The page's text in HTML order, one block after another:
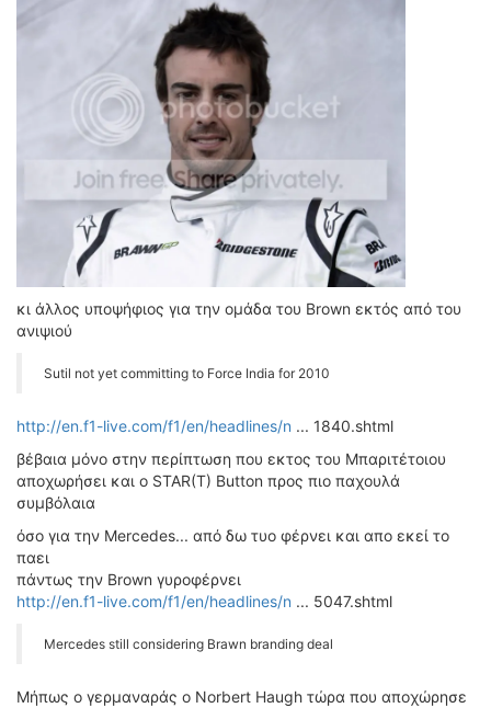
κι άλλος υποψήφιος για την ομάδα του Brown εκτός από του
ανιψιού
Sutil not yet committing to Force India for 2010
http://en.f1-live.com/f1/en/headlines/n ... 1840.shtml
βέβαια μόνο στην περίπτωση που εκτος του Μπαριτέτοιου
αποχωρήσει και ο STAR(T) Βutton προς πιο παχουλά
συμβόλαια
όσο για την Mercedes... από δω τυο φέρνει και απο εκεί το
παει
πάντως την Brown γυροφέρνει
http://en.f1-live.com/f1/en/headlines/n ... 5047.shtml
Μercedes still considering Brawn branding deal
Μήπως ο γερμαναράς ο Norbert Haugh τώρα που αποχώρησε
ΕΙΔΗΣΕΙΣ – ΠΑΡΟΥΣΙΑΣΕΙΣ
ΠΕΡΙΒΑΛΛΟΝ
ΔΟΚΙΜΕΣ – ΠΑΡΟΥΣΙΑΣΕΙΣ
ΕΙΔΗΣΕΙΣ
ΑΓΩΝΕΣ
FORMULA 1
WRC
ΔΙΕΘΝΕΙΣ ΑΓΩΝΕΣ
ΕΛΛΗΝΙΚΟΙ ΑΓΩΝΕΣ
ΜΟΝΤΕΛΑ
ΚΑΤΑΣΚΕΥΑΣΤΕΣ
ΠΡΟΣΩΠΙΚΟΤΗΤΕΣ
ΑΓΩΝΙΣΤΙΚΑ ΑΥΤΟΚΙΝΗΤΑ
ΑΓΩΝΕΣ/ΔΙΟΡΓΑΝΩΣΕΙΣ
ΑΓΟΡΑ
ΠΡΟΣΦΟΡΕΣ